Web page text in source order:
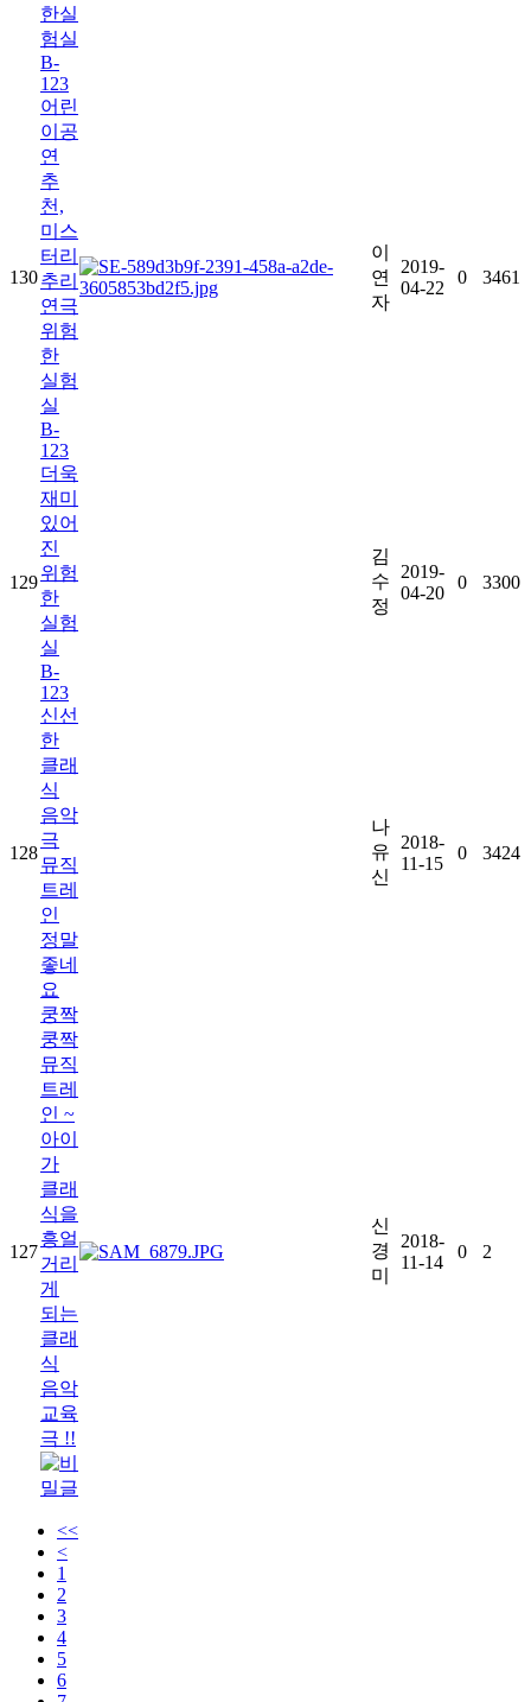
한실
험실
B-
123
130
어린
이공
연
추
천,
미스
터리
추리
연극
위험
한
실험
실
B-
123
이
연
자
2019-
04-22
0 3461
129
더욱
재미
있어
진
위험
한
실험
실
B-
123
김
수
정
2019-
04-20
0 3300
128
신선
한
클래
식
음악
극
뮤직
트레
인
정말
좋네
요
나
유
신
2018-
11-15
0 3424
127
쿵짝
쿵짝
뮤직
트레
인 ~
아이
가
클래
식을
흥얼
거리
게
되는
클래
식
음악
교육
극 !!
신
경
미
2018-
11-14
0 2
<<
<
1
2
3
4
5
6